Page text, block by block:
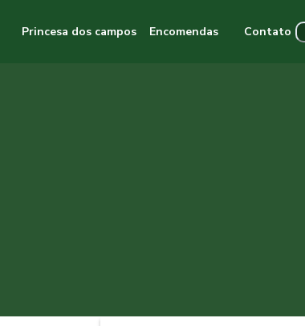
Princesa dos campos Encomendas Contato